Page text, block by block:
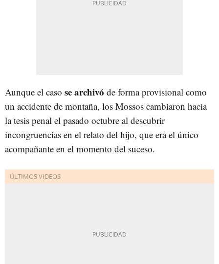
Aunque el caso se archivó de forma provisional como
un accidente de montaña, los Mossos cambiaron hacia
la tesis penal el pasado octubre al descubrir
incongruencias en el relato del hijo, que era el único
acompañante en el momento del suceso.